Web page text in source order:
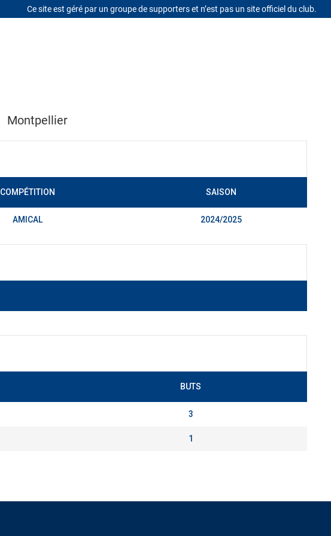
Ce site est géré par un groupe de supporters et n’est pas un site officiel du club.
Montpellier
COMPÉTITION SAISON
AMICAL 2024/2025
BUTS
3
1